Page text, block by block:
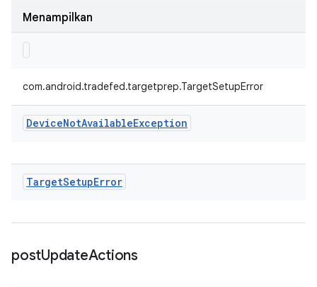
Menampilkan
com.android.tradefed.targetprep.TargetSetupError
DeviceNotAvailableException
TargetSetupError
postUpdateActions